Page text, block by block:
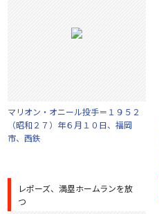
マリオン・オニール投手＝１９５２
（昭和２７）年６月１０日、福岡
市、西鉄
レポーズ、満塁ホームランを放
つ